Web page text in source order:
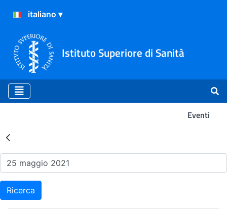
Istituto Superiore di Sanità
Eventi
Risultati della Ricerca -
Ricerca